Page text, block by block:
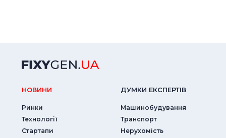
НОВИНИ
Ринки
Технології
Стартапи
ДУМКИ ЕКСПЕРТIВ
Машинобудування
Транспорт
Нерухомість